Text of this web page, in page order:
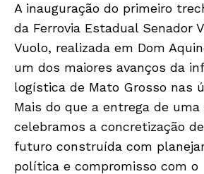
A inauguração do primeiro
da Ferrovia Estadual Senador
Vuolo, realizada em Dom
um dos maiores avanços da
logística de Mato Grosso nas
Mais do que a entrega de uma
celebramos a concretização
futuro construída com
política e compromisso com o